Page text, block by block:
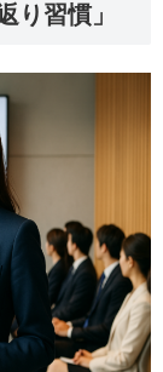
り習慣」